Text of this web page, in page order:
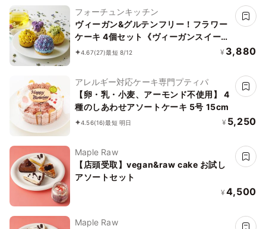
フォーチュンキッチン
ヴィーガン&グルテンフリー！フラワー
ケーキ 4個セット《ヴィーガンスイー
ツ》
4.67(27)最短 8/12 ¥ 3,880
アレルギー対応ケーキ専門プティパ
【卵・乳・小麦、アーモンド不使用】 4
種のしあわせアソートケーキ 5号 15cm
4.56(16)最短 明日 ¥ 5,250
Maple Raw
【店頭受取】vegan&raw cake お試し
アソートセット
¥ 4,500
Maple Raw